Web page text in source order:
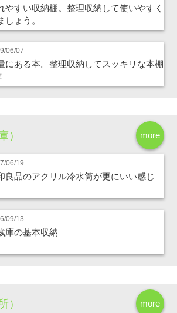
やすい収納棚。整理収納して使いやすく
しょう。
06/07
にある本。整理収納してスッキリな本棚
more
）
06/19
良品のアクリル冷水筒が更にいい感じ
09/13
庫の基本収納
more
）